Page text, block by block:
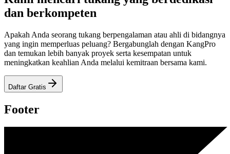
dan berkompeten
Apakah Anda seorang tukang berpengalaman atau ahli di bidangnya
yang ingin memperluas peluang? Bergabunglah dengan KangPro
dan temukan lebih banyak proyek serta kesempatan untuk
meningkatkan keahlian Anda melalui kemitraan bersama kami.
Daftar Gratis
Footer